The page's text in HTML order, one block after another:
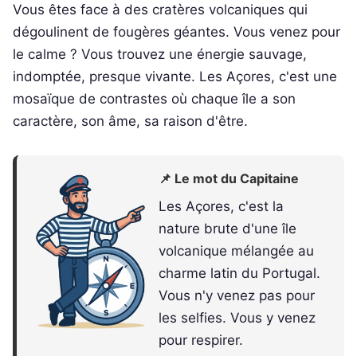
Vous êtes face à des cratères volcaniques qui
dégoulinent de fougères géantes. Vous venez pour
le calme ? Vous trouvez une énergie sauvage,
indomptée, presque vivante. Les Açores, c'est une
mosaïque de contrastes où chaque île a son
caractère, son âme, sa raison d'être.
📌 Le mot du Capitaine
Les Açores, c'est la
nature brute d'une île
volcanique mélangée au
charme latin du Portugal.
Vous n'y venez pas pour
les selfies. Vous y venez
pour respirer.